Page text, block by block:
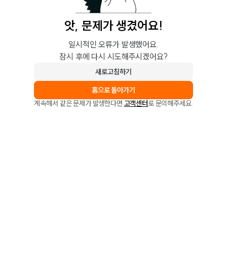
앗, 문제가 생겼어요!
일시적인 오류가 발생했어요.
잠시 후에 다시 시도해주시겠어요?
새로고침하기
홈으로 돌아가기
계속해서 같은 문제가 발생한다면 고객센터로 문의해주세요.